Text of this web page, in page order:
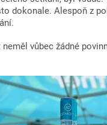
dokonale. Alespoň z
vůbec žádné